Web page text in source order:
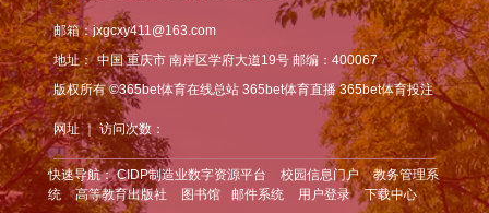
邮箱：jxgcxy411@163.com
地址： 中国 重庆市 南岸区学府大道19号 邮编：400067
版权所有 ©365bet体育在线总站 365bet体育直播 365bet体育投注
网址 ｜ 访问次数：
快速导航： CIDP制造业数字资源平台 校园信息门户
教务管理系
统
高等教育出版社 图书馆 邮件系统 用户登录 下载中心